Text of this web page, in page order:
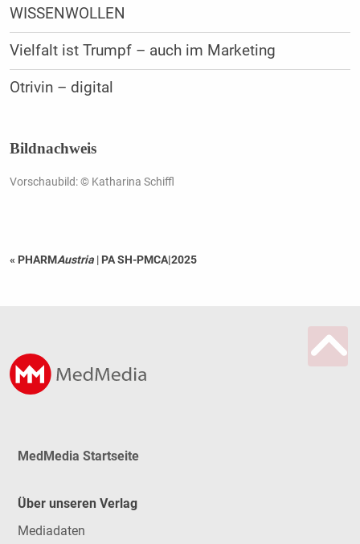
WISSENWOLLEN
Vielfalt ist Trumpf – auch im Marketing
Otrivin – digital
Bildnachweis
Vorschaubild: © Katharina Schiffl
« PHARMAustria | PA SH-PMCA|2025
MedMedia Startseite
Über unseren Verlag
Mediadaten